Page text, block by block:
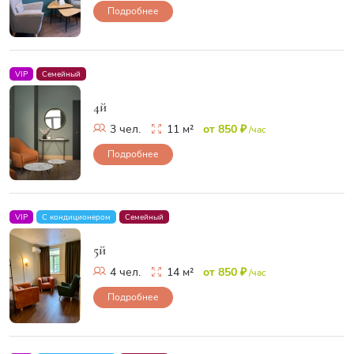
Подробнее
VIP Семейный
4й
3 чел. 11 м² от 850 ₽/час
Подробнее
VIP С кондиционером Семейный
5й
4 чел. 14 м² от 850 ₽/час
Подробнее